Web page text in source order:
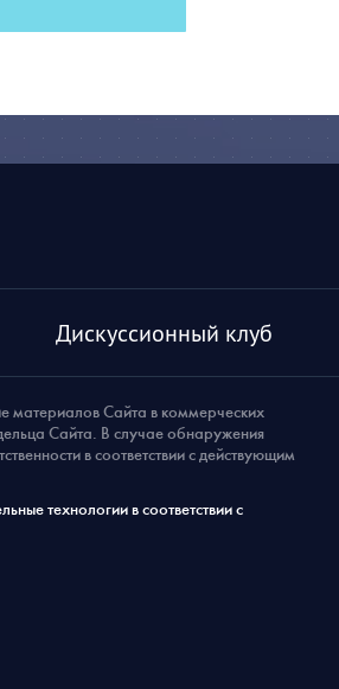
Дискуссионный клуб
материалов Сайта в коммерческих
Сайта. В случае обнаружения
в соответствии с действующим
технологии в соответствии с